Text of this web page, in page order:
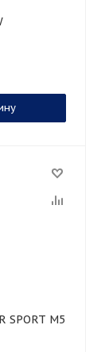
SPORT M5